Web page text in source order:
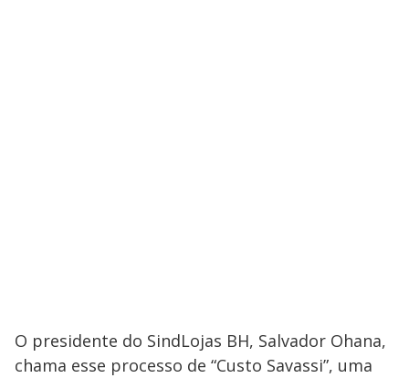
O presidente do SindLojas BH, Salvador Ohana,
chama esse processo de “Custo Savassi”, uma